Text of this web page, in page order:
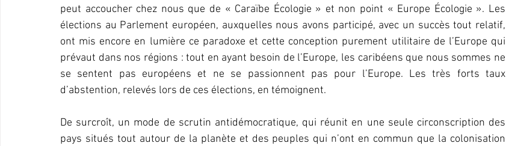
peut accoucher chez nous que de « Caraïbe Écologie » et non point « Europe Écologie ». Les
élections au Parlement européen, auxquelles nous avons participé, avec un succès tout relatif,
ont mis encore en lumière ce paradoxe et cette conception purement utilitaire de l’Europe qui
prévaut dans nos régions : tout en ayant besoin de l’Europe, les caribéens que nous sommes ne
se sentent pas européens et ne se passionnent pas pour l’Europe. Les très forts taux
d’abstention, relevés lors de ces élections, en témoignent.
De surcroît, un mode de scrutin antidémocratique, qui réunit en une seule circonscription des
pays situés tout autour de la planète et des peuples qui n’ont en commun que la colonisation